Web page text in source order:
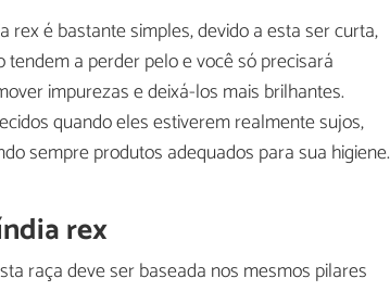
é bastante simples, devido a esta ser curta,
a perder pelo e você só precisará
impurezas e deixá-los mais brilhantes.
quando eles estiverem realmente sujos,
sempre produtos adequados para sua higiene.
rex
raça deve ser baseada nos mesmos pilares